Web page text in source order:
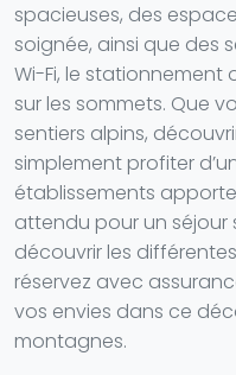
spacieuses, des
soignée, ainsi que des
Wi-Fi, le
sur les sommets. Que
sentiers alpins,
simplement profiter
établissements
attendu pour un séjour
découvrir les
réservez avec
vos envies dans ce
montagnes.